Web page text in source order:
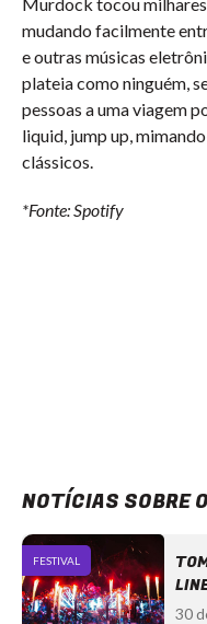
mudando facilmente
e outras músicas
plateia como ninguém,
pessoas a uma viagem
liquid, jump up,
clássicos.
*Fonte: Spotify
NOTÍCIAS SOBRE
FESTIVAL
30